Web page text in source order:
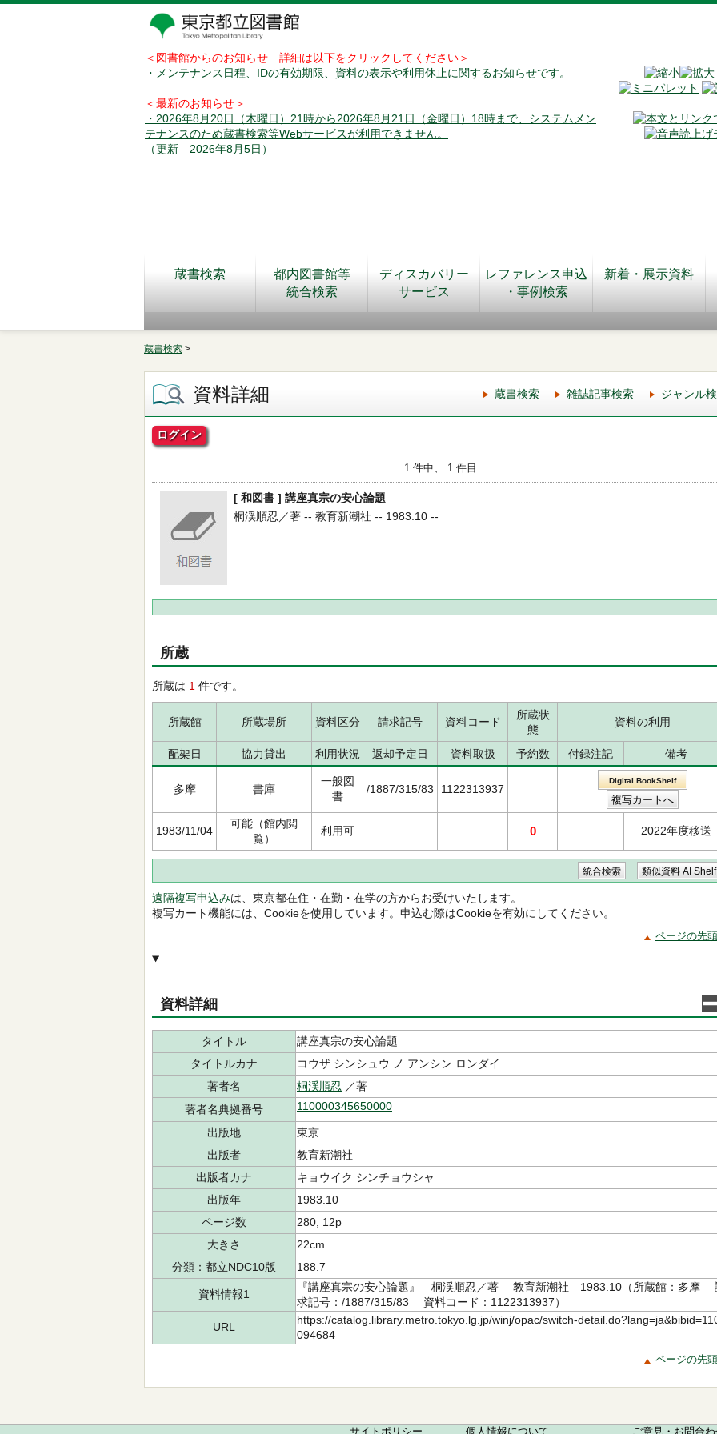
＜図書館からのお知らせ 詳細は以下をクリックしてください＞
・メンテナンス日程、IDの有効期限、資料の表示や利用休止に関するお知らせです。
＜最新のお知らせ＞
・2026年8月20日（木曜日）21時から2026年8月21日（金曜日）18時まで、システムメン
テナンスのため蔵書検索等Webサービスが利用できません。
（更新 2026年8月5日）
蔵書検索
都内図書館等
統合検索
ディスカバリー
サービス
レファレンス申込
・事例検索
新着・展示資料
蔵書検索 >
資料詳細 蔵書検索 雑誌記事検索 ジャンル
ログイン
1 件中、 1 件目
[ 和図書 ] 講座真宗の安心論題
桐渓順忍／著 -- 教育新潮社 -- 1983.10 --
所蔵
所蔵は 1 件です。
所蔵館 所蔵場所 資料区分 請求記号 資料コード
所蔵状
態
資料の利用
配架日 協力貸出 利用状況 返却予定日 資料取扱 予約数 付録注記 備考
多摩 書庫
一般図
書
/1887/315/83 1122313937
Digital BookShelf
1983/11/04
可能（館内閲
覧）
利用可 0 2022年度移送
遠隔複写申込みは、東京都在住・在勤・在学の方からお受けいたします。
複写カート機能には、Cookieを使用しています。申込む際はCookieを有効にしてください。
ページの先
資料詳細
タイトル
講座真宗の安心論題
タイトルカナ
コウザ シンシュウ ノ アンシン ロンダイ
著者名
桐渓順忍 ／著
著者名典拠番号
110000345650000
出版地
東京
出版者
教育新潮社
出版者カナ
キョウイク シンチョウシャ
出版年
1983.10
ページ数
280, 12p
大きさ
22cm
分類：都立NDC10版
188.7
資料情報1
『講座真宗の安心論題』 桐渓順忍／著 教育新潮社 1983.10（所蔵館：多摩
求記号：/1887/315/83 資料コード：1122313937）
URL
https://catalog.library.metro.tokyo.lg.jp/winj/opac/switch-
094684
ページの先
サイトポリシー 個人情報について ご意見・お問合